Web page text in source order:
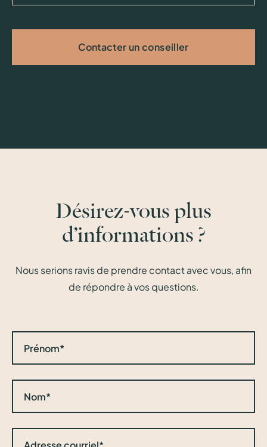
Contacter un conseiller
Désirez-vous plus
d’informations ?
Nous serions ravis de prendre contact avec vous, afin
de répondre à vos questions.